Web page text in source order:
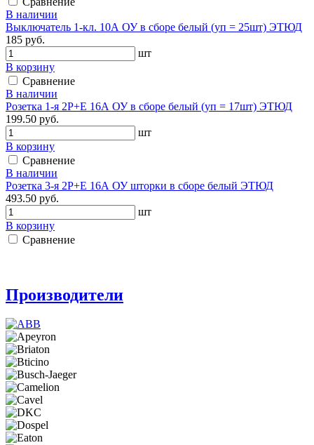
В наличии
Выключатель 1-кл. 10А ОУ в сборе белый (уп = 25шт) ЭТЮД
185 руб.
шт
В корзину
Сравнение
В наличии
Розетка 1-я 2P+E 16А ОУ в сборе белый (уп = 17шт) ЭТЮД
199.50 руб.
шт
В корзину
Сравнение
В наличии
Розетка 3-я 2P+E 16А ОУ шторки в сборе белый ЭТЮД
493.50 руб.
шт
В корзину
Сравнение
Производители